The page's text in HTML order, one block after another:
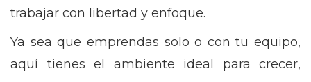
trabajar con libertad y enfoque.
Ya sea que emprendas solo o con tu equipo,
aquí tienes el ambiente ideal para crecer,